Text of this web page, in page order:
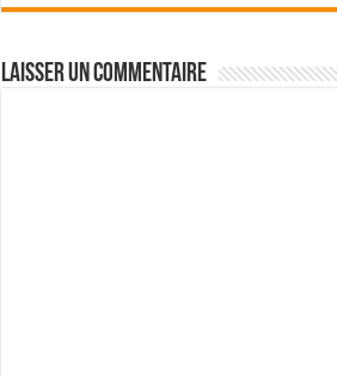
Laisser un commentaire